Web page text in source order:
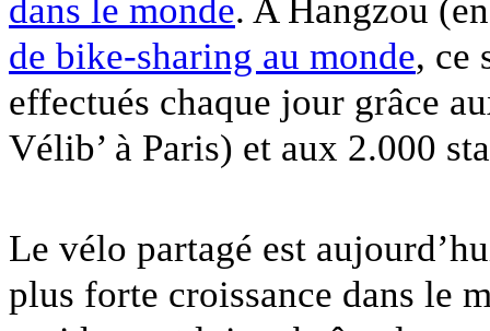
dans le monde. A Hangzou
de bike-sharing au monde, ce
effectués chaque jour grâce
Vélib’ à Paris) et aux 2.000
Le vélo partagé est
plus forte croissance dans le